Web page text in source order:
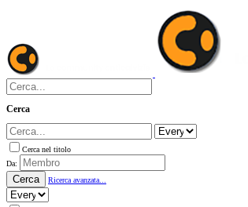
Cerca
Cerca nel titolo
Da:
Cerca Ricerca avanzata...